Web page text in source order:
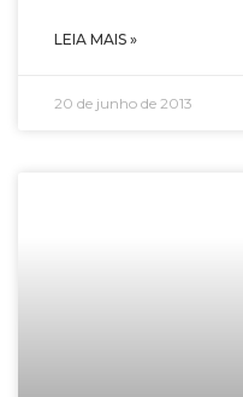
LEIA MAIS »
20 de junho de 2013